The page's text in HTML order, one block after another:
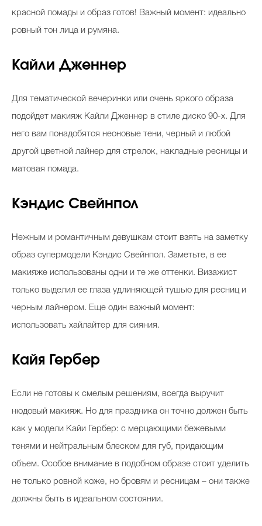
красной помады и образ готов! Важный момент: идеально
ровный тон лица и румяна.
Кайли Дженнер
Для тематической вечеринки или очень яркого образа
подойдет макияж Кайли Дженнер в стиле диско 90-х. Для
него вам понадобятся неоновые тени, черный и любой
другой цветной лайнер для стрелок, накладные ресницы и
матовая помада.
Кэндис Свейнпол
Нежным и романтичным девушкам стоит взять на заметку
образ супермодели Кэндис Свейнпол. Заметьте, в ее
макияже использованы одни и те же оттенки. Визажист
только выделил ее глаза удлиняющей тушью для ресниц и
черным лайнером. Еще один важный момент:
использовать хайлайтер для сияния.
Кайя Гербер
Если не готовы к смелым решениям, всегда выручит
нюдовый макияж. Но для праздника он точно должен быть
как у модели Кайи Гербер: с мерцающими бежевыми
тенями и нейтральным блеском для губ, придающим
объем. Особое внимание в подобном образе стоит уделить
не только ровной коже, но бровям и ресницам – они также
должны быть в идеальном состоянии.